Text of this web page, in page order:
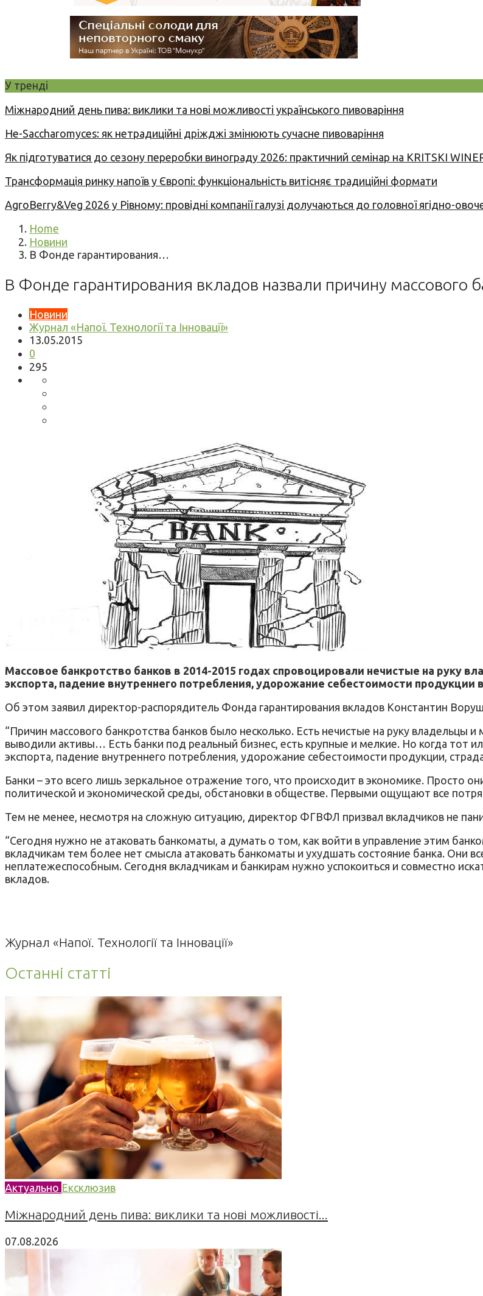
У тренді
Міжнародний день пива: виклики та нові можливості українського пивоваріння
Не-Saccharomyces: як нетрадиційні дріжджі змінюють сучасне пивоваріння
Як підготуватися до сезону переробки винограду 2026: практичний семінар на KRITSKI
Трансформація ринку напоїв у Європі: функціональність витісняє традиційні формати
AgroBerry&Veg 2026 у Рівному: провідні компанії галузі долучаються до головної ягідно-
Home
Новини
В Фонде гарантирования…
В Фонде гарантирования вкладов назвали причину массового
Новини
Журнал «Напої. Технології та Інновації»
13.05.2015
0
295
Массовое банкротство банков в 2014-2015 годах спровоцировали нечистые на
экспорта, падение внутреннего потребления, удорожание себестоимости продукции
Об этом заявил директор-распорядитель Фонда гарантирования вкладов Константин
“Причин массового банкротства банков было несколько. Есть нечистые на руку владельцы
выводили активы… Есть банки под реальный бизнес, есть крупные и мелкие. Но когда тот
экспорта, падение внутреннего потребления, удорожание себестоимости продукции,
Банки – это всего лишь зеркальное отражение того, что происходит в экономике. Просто
политической и экономической среды, обстановки в обществе. Первыми ощущают все
Тем не менее, несмотря на сложную ситуацию, директор ФГВФЛ призвал вкладчиков не
“Сегодня нужно не атаковать банкоматы, а думать о том, как войти в управление этим
вкладчикам тем более нет смысла атаковать банкоматы и ухудшать состояние банка. Они
неплатежеспособным. Сегодня вкладчикам и банкирам нужно успокоиться и совместно
вкладов.
Журнал «Напої. Технології та Інновації»
Останні статті
Актуально Ексклюзив
Міжнародний день пива: виклики та нові можливості...
07.08.2026